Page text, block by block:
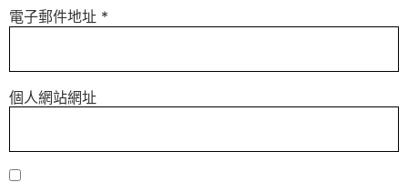
電子郵件地址 *
個人網站網址